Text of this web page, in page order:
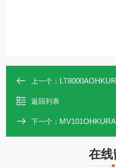
上一个：
返回列表
下一个：
在线